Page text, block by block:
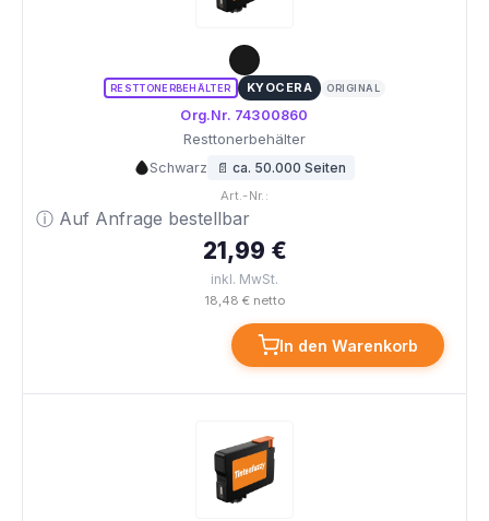
RESTTONERBEHÄLTER KYOCERA ORIGINAL
Org.Nr. 74300860
Resttonerbehälter
Schwarz 📄 ca. 50.000 Seiten
Art.-Nr.:
ⓘ Auf Anfrage bestellbar
21,99 €
inkl. MwSt.
18,48 € netto
In den Warenkorb